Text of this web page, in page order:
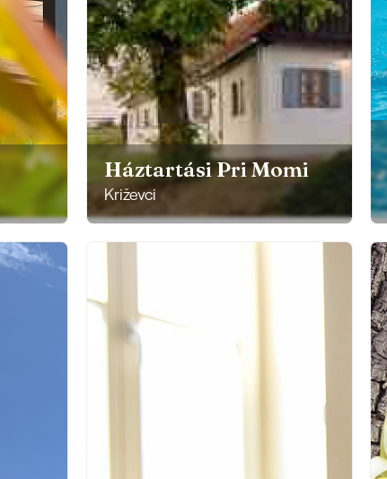
Háztartási Pri Momi
Križevci